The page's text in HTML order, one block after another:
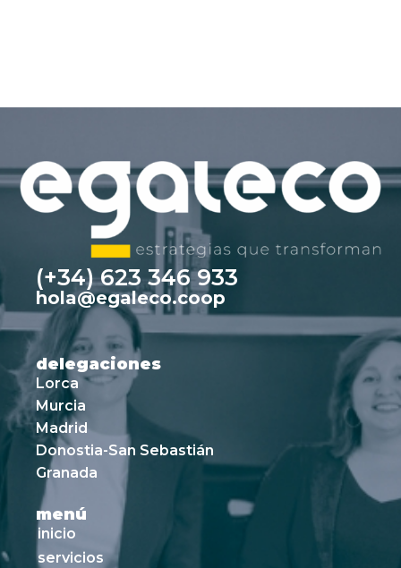
(+34) 623 346 933
hola@egaleco.coop
delegaciones
Lorca
Murcia
Madrid
Donostia-San Sebastián
Granada
menú
inicio
servicios